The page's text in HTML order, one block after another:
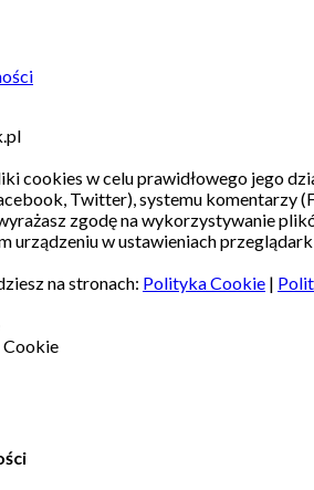
cookies w celu prawidłowego jego
Twitter), systemu komentarzy
zgodę na wykorzystywanie
urządzeniu w ustawieniach
na stronach: Polityka Cookie |
Cookie